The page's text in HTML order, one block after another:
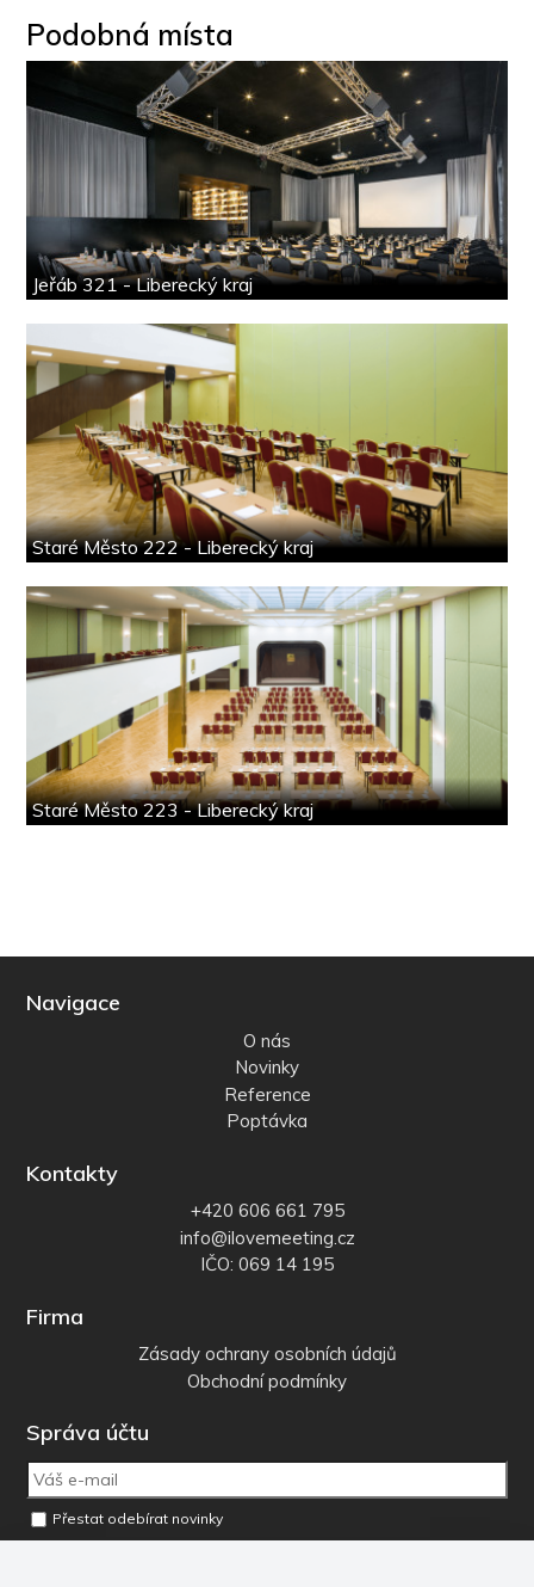
Podobná místa
Jeřáb 321 - Liberecký kraj
Staré Město 222 - Liberecký kraj
Staré Město 223 - Liberecký kraj
Navigace
O nás
Novinky
Reference
Poptávka
Kontakty
+420 606 661 795
info@ilovemeeting.cz
IČO: 069 14 195
Firma
Zásady ochrany osobních údajů
Obchodní podmínky
Správa účtu
Přestat odebírat novinky